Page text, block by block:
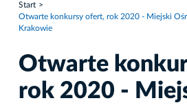
Start
Otwarte konkursy ofert, rok 2020 - Miejski
Krakowie
Otwarte
rok 2020 -